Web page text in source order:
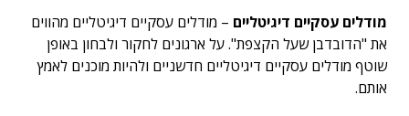
מודלים עסקיים דיגיטליים – מודלים עסקיים דיגיטליים מהווים
את "הדובדבן שעל הקצפת". על ארגונים לחקור ולבחון באופן
שוטף מודלים עסקיים דיגיטליים חדשניים ולהיות מוכנים לאמץ
אותם.